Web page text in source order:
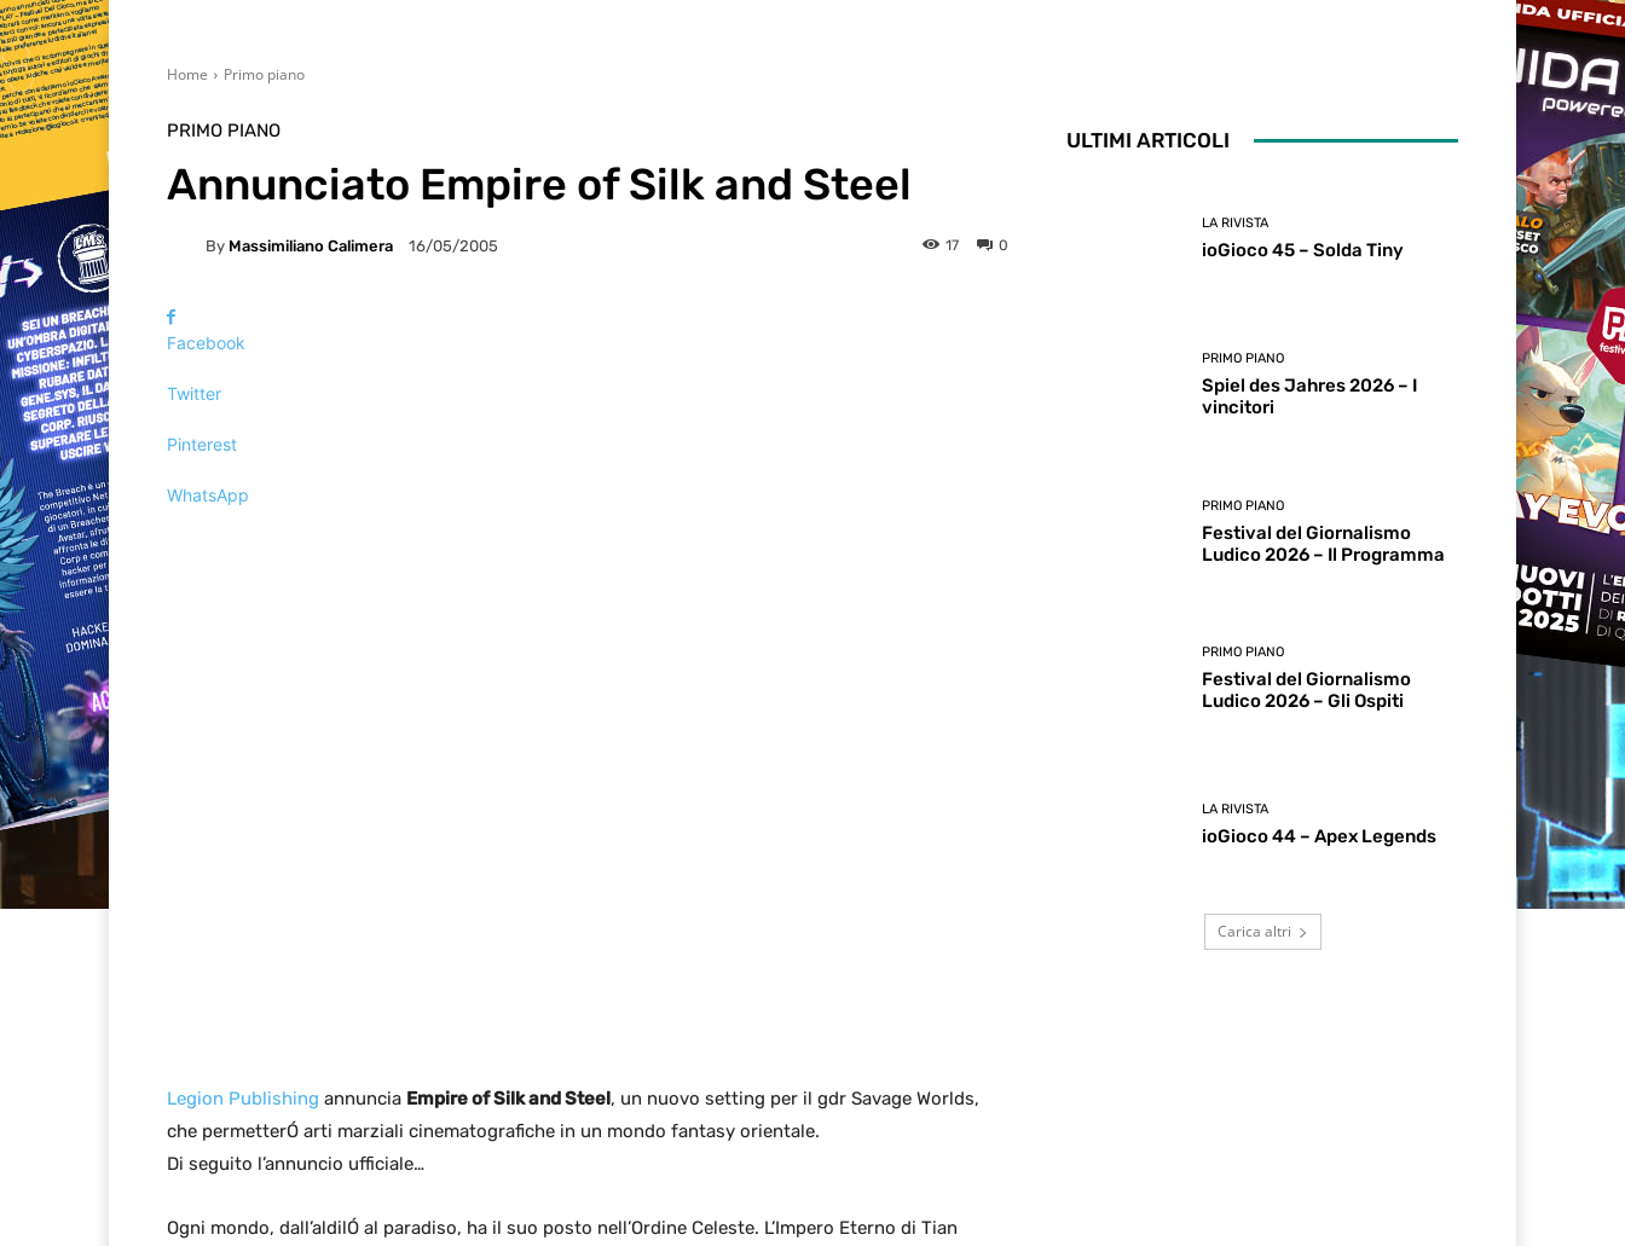
Home Primo piano
PRIMO PIANO
Annunciato Empire of Silk and Steel
By Massimiliano Calimera 16/05/2005 0
17
Facebook
Twitter
Pinterest
WhatsApp
Legion Publishing annuncia Empire of Silk and Steel, un nuovo setting per il gdr Savage Worlds,
che permetterÓ arti marziali cinematografiche in un mondo fantasy orientale.
Di seguito l’annuncio ufficiale…
Ogni mondo, dall’aldilÓ al paradiso, ha il suo posto nell’Ordine Celeste. L’Impero Eterno di Tian
ULTIMI ARTICOLI
LA RIVISTA
ioGioco 45 – Solda Tiny
PRIMO PIANO
Spiel des Jahres 2026 – I
vincitori
PRIMO PIANO
Festival del Giornalismo
Ludico 2026 – Il Programma
PRIMO PIANO
Festival del Giornalismo
Ludico 2026 – Gli Ospiti
LA RIVISTA
ioGioco 44 – Apex Legends
Carica altri